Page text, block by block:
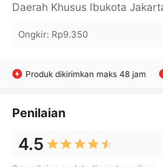
Ongkir: Rp9.350
Produk dikirimkan maks 48 jam
Penilaian
4.5